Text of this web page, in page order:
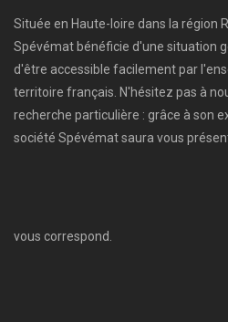
Située en Haute-loire dans la région
Spévémat bénéficie d'une situation
d'être accessible facilement par
territoire français. N'hésitez pas à
recherche particulière : grâce à son
société Spévémat saura vous
vous correspond.